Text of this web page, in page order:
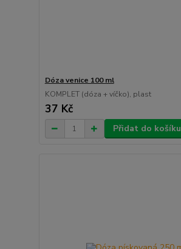
Dóza venice 100 ml
KOMPLET (dóza + víčko), plast
37 Kč
Přidat do košíku